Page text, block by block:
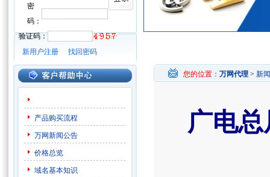
密
码：
验证码：
新用户注册
找回密码
产品购买流程
万网新闻公告
价格总览
域名基本知识
您的位置： 万网代理 > 新
广电